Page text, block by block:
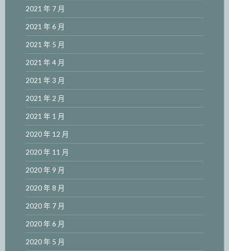
2021 年 7 月
2021 年 6 月
2021 年 5 月
2021 年 4 月
2021 年 3 月
2021 年 2 月
2021 年 1 月
2020 年 12 月
2020 年 11 月
2020 年 9 月
2020 年 8 月
2020 年 7 月
2020 年 6 月
2020 年 5 月